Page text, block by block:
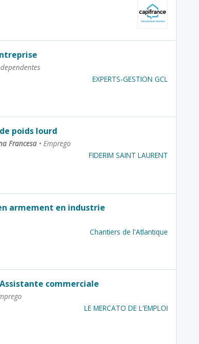
EXPERTS-GESTION GCL
poids lourd
Francesa • Emprego
FIDERIM SAINT LAURENT
armement en industrie
Chantiers de l'Atlantique
commerciale
LE MERCATO DE L'EMPLOI